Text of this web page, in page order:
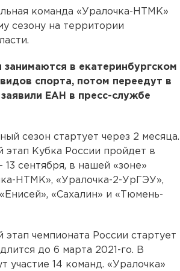
команда «Уралочка-НТМК»
сезону на территории
в екатеринбургском
спорта, потом переедут в
ЕАН в пресс-службе
сезон стартует через 2 месяца.
этап Кубка России пройдет в
13 сентября, в нашей «зоне»
НТМК», «Уралочка-2-УрГЭУ»,
«Сахалин» и «Тюмень-
этап чемпионата России стартует
до 6 марта 2021-го. В
участие 14 команд. «Уралочка»